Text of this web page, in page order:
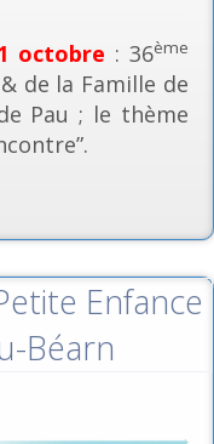
octobre : 36ème
de la Famille de
Pau ; le thème
Enfance
Béarn